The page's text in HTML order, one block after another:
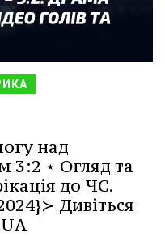
над
3:2 ⋆ Огляд та
до ЧС.
Дивіться